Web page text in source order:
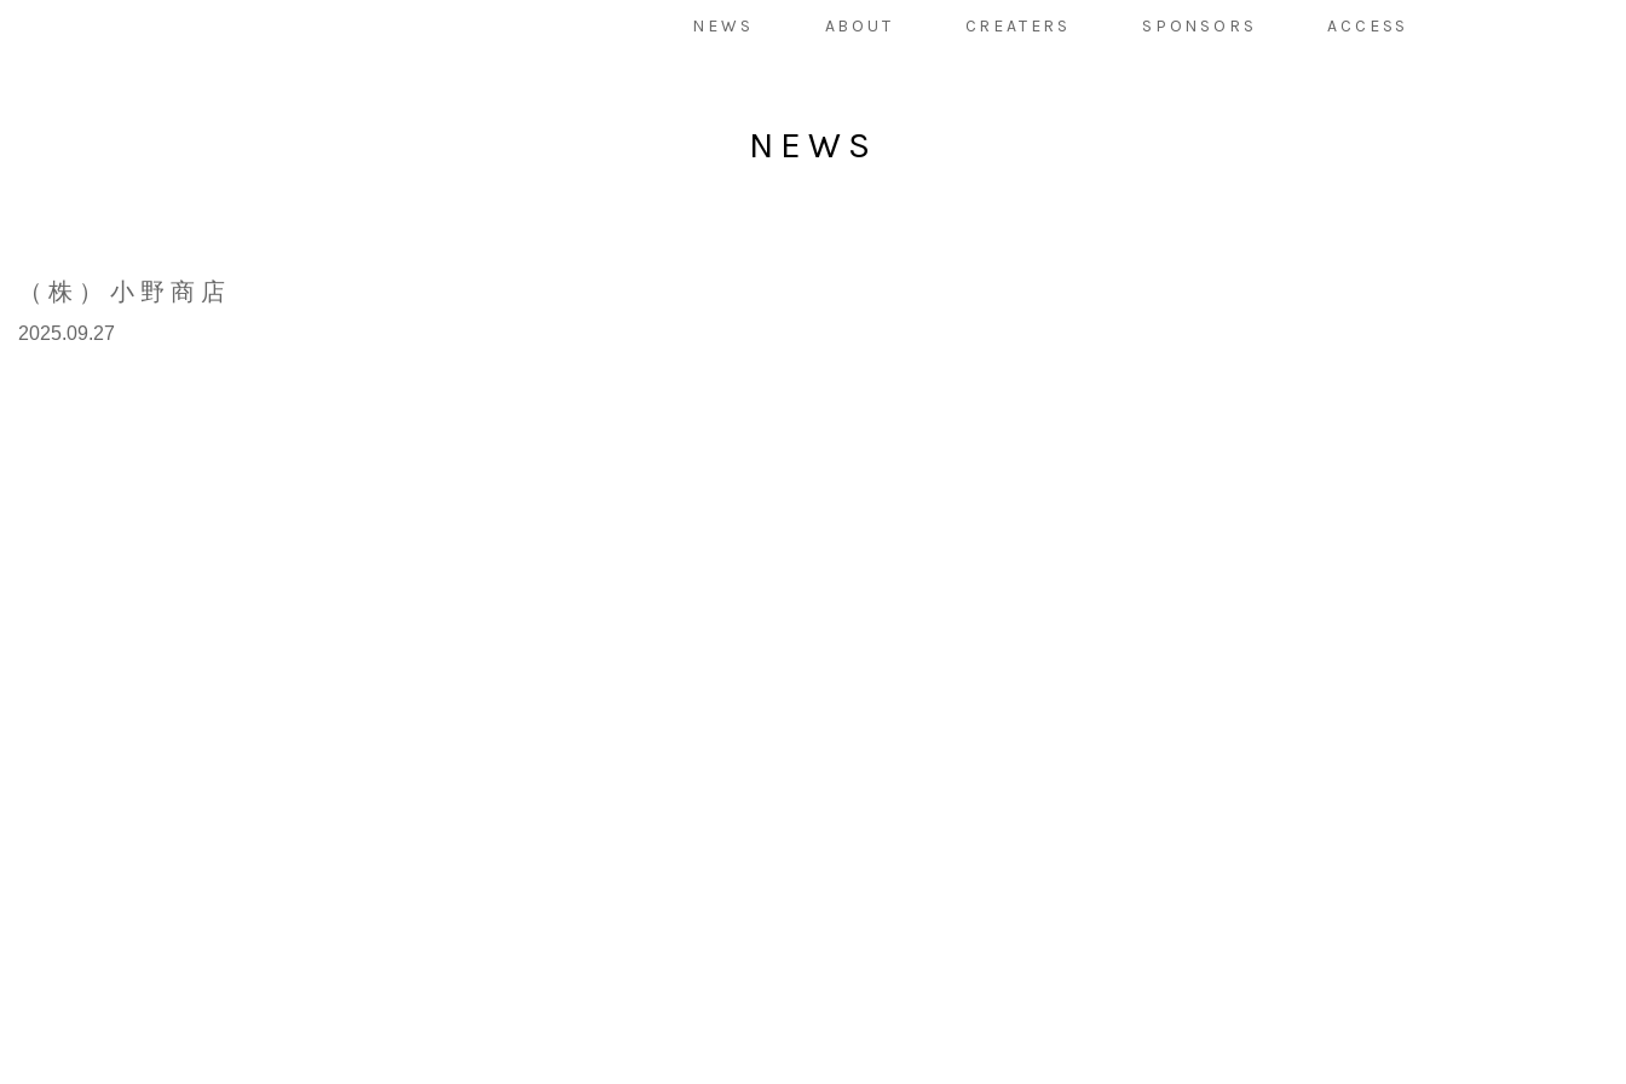
NEWS ABOUT CREATERS SPONSORS ACCESS
NEWS
（株）小野商店
2025.09.27